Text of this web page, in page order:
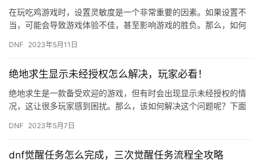
在玩吃鸡游戏时，设置灵敏度是一个非常重要的因素。如果设置不
当，可能会导致游戏体验不佳，甚至影响游戏的胜负。那么，如何
灵敏度…
DNF 2023年5月11日
绝地求生显示未经授权怎么解决，玩家必看！
绝地求生是一款备受欢迎的游戏，但有时会出现显示未经授权的情
况，这让很多玩家感到困扰。那么，该如何解决这个问题呢？下面
文…
DNF 2023年5月7日
dnf觉醒任务怎么完成，三次觉醒任务流程全攻略